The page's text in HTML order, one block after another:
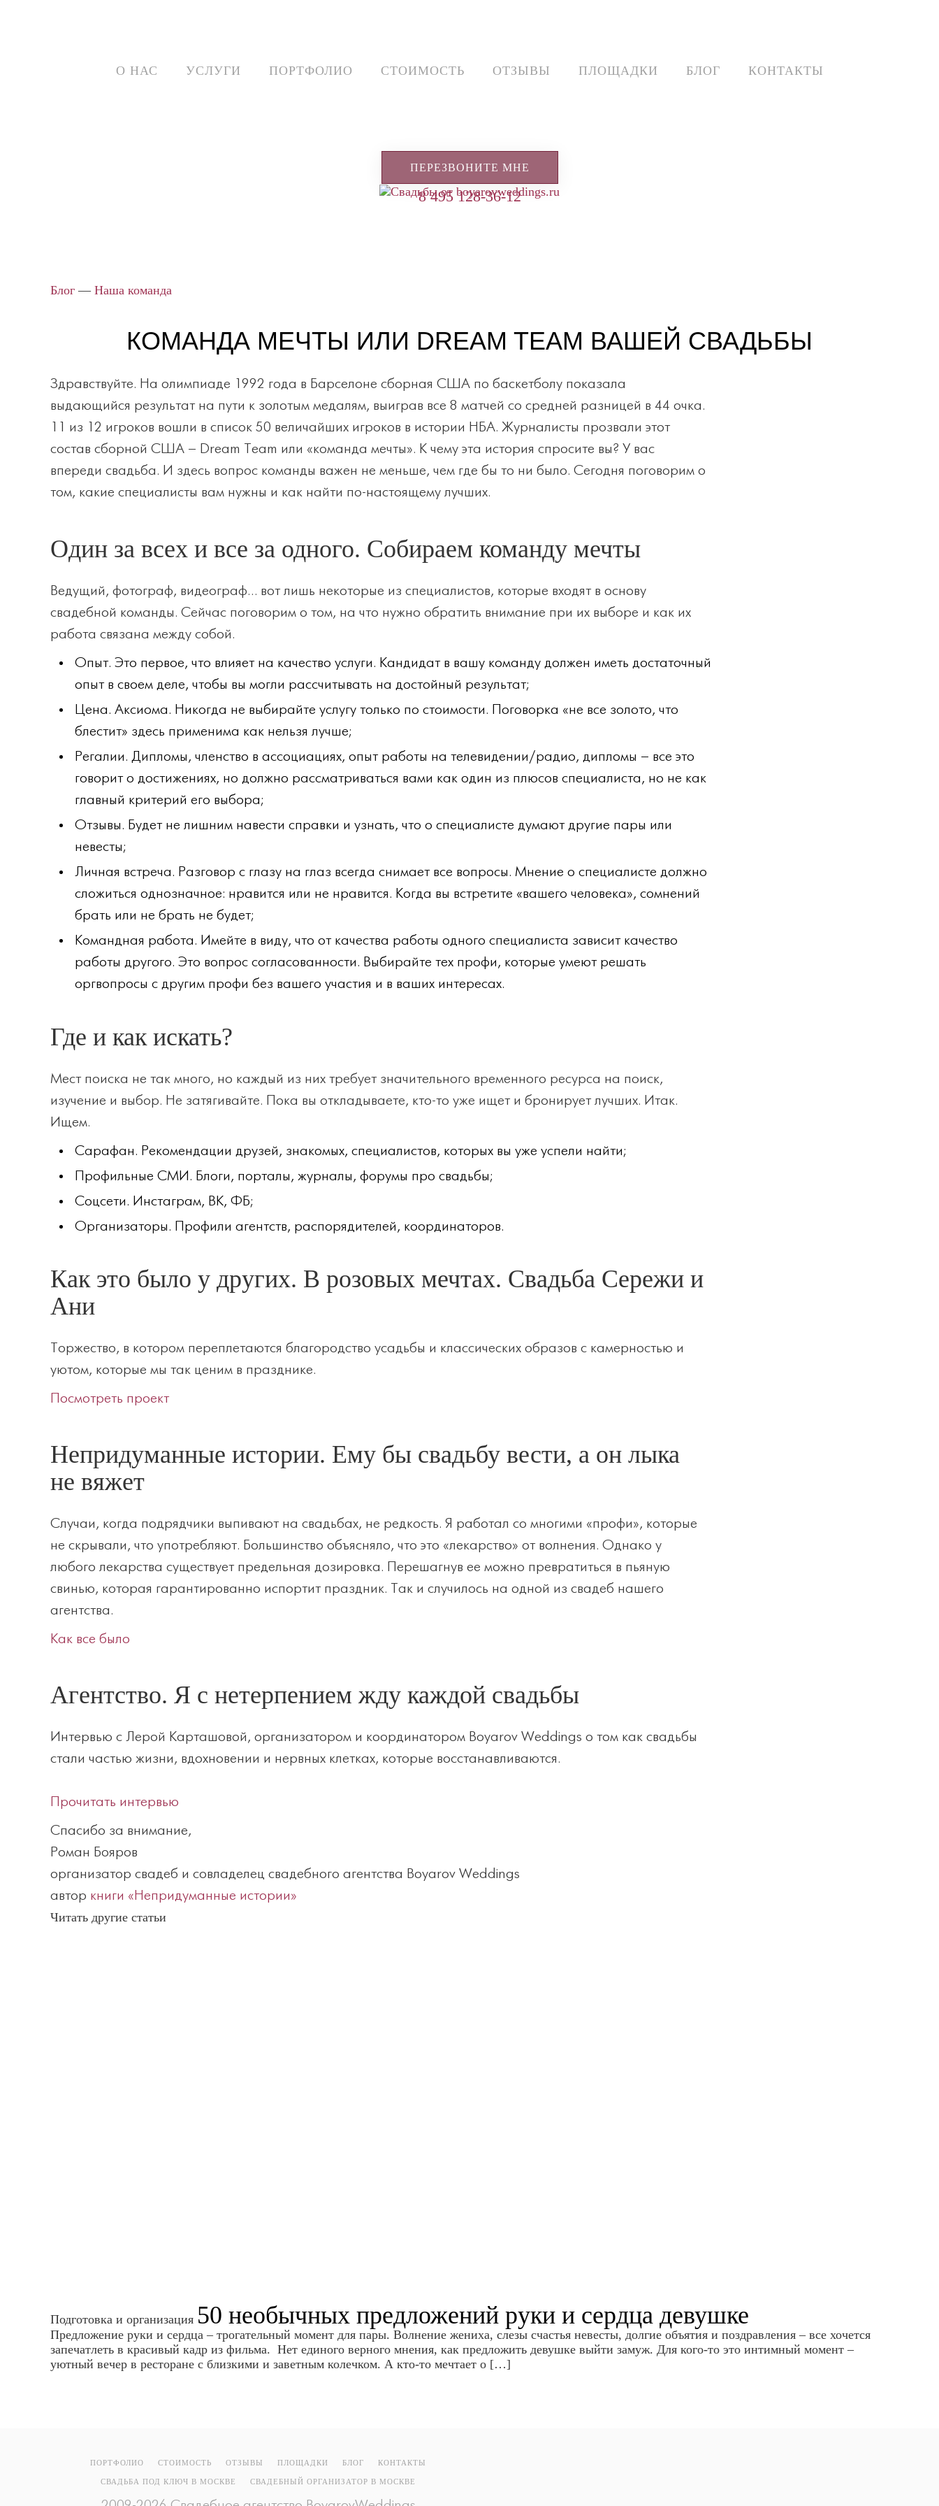
О НАС УСЛУГИ ПОРТФОЛИО СТОИМОСТЬ ОТЗЫВЫ ПЛОЩАДКИ БЛОГ КОНТАКТЫ
ПЕРЕЗВОНИТЕ МНЕ
8 495 128-36-12
Блог — Наша команда
КОМАНДА МЕЧТЫ ИЛИ DREAM TEAM ВАШЕЙ СВАДЬБЫ
Здравствуйте. На олимпиаде 1992 года в Барселоне сборная США по баскетболу показала
выдающийся результат на пути к золотым медалям, выиграв все 8 матчей со средней разницей в 44 очка.
11 из 12 игроков вошли в список 50 величайших игроков в истории НБА. Журналисты прозвали этот
состав сборной США – Dream Team или «команда мечты». К чему эта история спросите вы? У вас
впереди свадьба. И здесь вопрос команды важен не меньше, чем где бы то ни было. Сегодня поговорим о
том, какие специалисты вам нужны и как найти по-настоящему лучших.
Один за всех и все за одного. Собираем команду мечты
Ведущий, фотограф, видеограф… вот лишь некоторые из специалистов, которые входят в основу
свадебной команды. Сейчас поговорим о том, на что нужно обратить внимание при их выборе и как их
работа связана между собой.
Опыт. Это первое, что влияет на качество услуги. Кандидат в вашу команду должен иметь достаточный
опыт в своем деле, чтобы вы могли рассчитывать на достойный результат;
Цена. Аксиома. Никогда не выбирайте услугу только по стоимости. Поговорка «не все золото, что
блестит» здесь применима как нельзя лучше;
Регалии. Дипломы, членство в ассоциациях, опыт работы на телевидении/радио, дипломы – все это
говорит о достижениях, но должно рассматриваться вами как один из плюсов специалиста, но не как
главный критерий его выбора;
Отзывы. Будет не лишним навести справки и узнать, что о специалисте думают другие пары или
невесты;
Личная встреча. Разговор с глазу на глаз всегда снимает все вопросы. Мнение о специалисте должно
сложиться однозначное: нравится или не нравится. Когда вы встретите «вашего человека», сомнений
брать или не брать не будет;
Командная работа. Имейте в виду, что от качества работы одного специалиста зависит качество
работы другого. Это вопрос согласованности. Выбирайте тех профи, которые умеют решать
оргвопросы с другим профи без вашего участия и в ваших интересах.
Где и как искать?
Мест поиска не так много, но каждый из них требует значительного временного ресурса на поиск,
изучение и выбор. Не затягивайте. Пока вы откладываете, кто-то уже ищет и бронирует лучших. Итак.
Ищем.
Сарафан. Рекомендации друзей, знакомых, специалистов, которых вы уже успели найти;
Профильные СМИ. Блоги, порталы, журналы, форумы про свадьбы;
Соцсети. Инстаграм, ВК, ФБ;
Организаторы. Профили агентств, распорядителей, координаторов.
Как это было у других. В розовых мечтах. Свадьба Сережи и
Ани
Торжество, в котором переплетаются благородство усадьбы и классических образов с камерностью и
уютом, которые мы так ценим в празднике.
Посмотреть проект
Непридуманные истории. Ему бы свадьбу вести, а он лыка
не вяжет
Случаи, когда подрядчики выпивают на свадьбах, не редкость. Я работал со многими «профи», которые
не скрывали, что употребляют. Большинство объясняло, что это «лекарство» от волнения. Однако у
любого лекарства существует предельная дозировка. Перешагнув ее можно превратиться в пьяную
свинью, которая гарантированно испортит праздник. Так и случилось на одной из свадеб нашего
агентства.
Как все было
Агентство. Я с нетерпением жду каждой свадьбы
Интервью с Лерой Карташовой, организатором и координатором Boyarov Weddings о том как свадьбы
стали частью жизни, вдохновении и нервных клетках, которые восстанавливаются.
Прочитать интервью
Спасибо за внимание,
Роман Бояров
организатор свадеб и совладелец свадебного агентства Boyarov Weddings
автор книги «Непридуманные истории»
Читать другие статьи
Подготовка и организация 50 необычных предложений руки и сердца девушке
Предложение руки и сердца – трогательный момент для пары. Волнение жениха, слезы счастья невесты, долгие объятия и поздравления – все хочется
запечатлеть в красивый кадр из фильма. Нет единого верного мнения, как предложить девушке выйти замуж. Для кого-то это интимный момент –
уютный вечер в ресторане с близкими и заветным колечком. А кто-то мечтает о […]
ПОРТФОЛИО СТОИМОСТЬ ОТЗЫВЫ ПЛОЩАДКИ БЛОГ КОНТАКТЫ
СВАДЬБА ПОД КЛЮЧ В МОСКВЕ СВАДЕБНЫЙ ОРГАНИЗАТОР В МОСКВЕ